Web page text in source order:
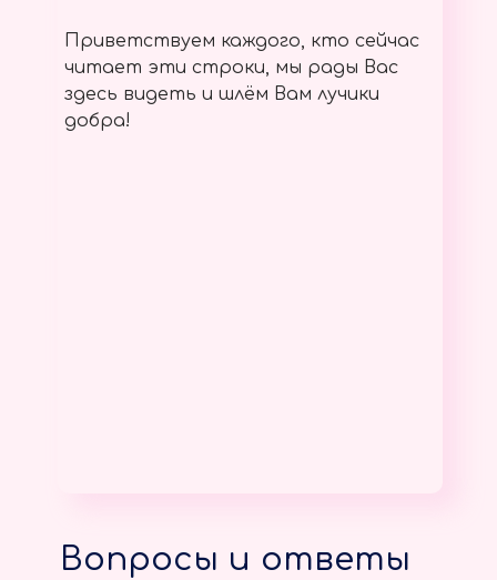
Приветствуем каждого, кто сейчас
читает эти строки, мы рады Вас
здесь видеть и шлём Вам лучики
добра!
Вопросы и ответы